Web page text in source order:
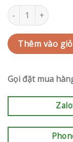
Bó hoa Huyện Hóc
Thêm vào
Gọi đặt mua